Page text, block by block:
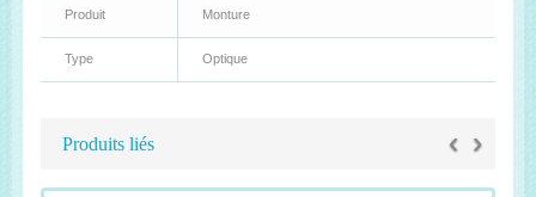
Produit Monture
Type Optique
Produits liés ‹ ›